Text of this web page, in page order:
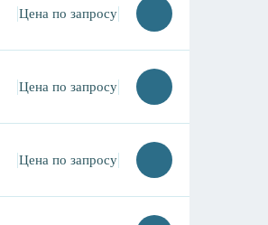
Цена по запросу
Цена по запросу
Цена по запросу